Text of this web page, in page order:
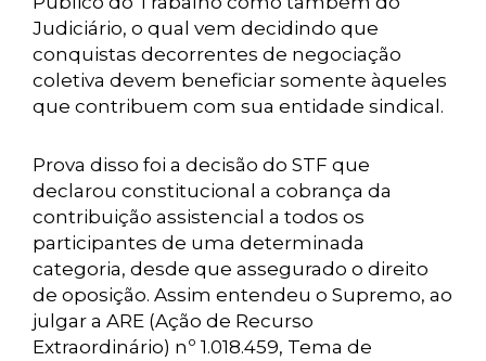
Judiciário, o qual vem decidindo que
conquistas decorrentes de negociação
coletiva devem beneficiar somente àqueles
que contribuem com sua entidade sindical.
Prova disso foi a decisão do STF que
declarou constitucional a cobrança da
contribuição assistencial a todos os
participantes de uma determinada
categoria, desde que assegurado o direito
de oposição. Assim entendeu o Supremo, ao
julgar a ARE (Ação de Recurso
Extraordinário) nº 1.018.459, Tema de